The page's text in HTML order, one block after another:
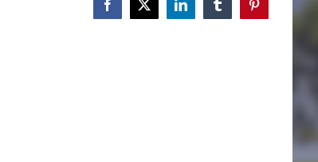
Facebook
X LinkedInTumblrPinterest